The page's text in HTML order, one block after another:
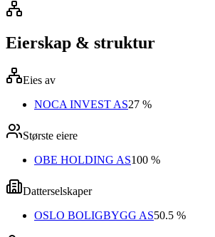
Eierskap & struktur
Eies av
NOCA INVEST AS27 %
Største eiere
OBE HOLDING AS100 %
Datterselskaper
OSLO BOLIGBYGG AS50.5 %